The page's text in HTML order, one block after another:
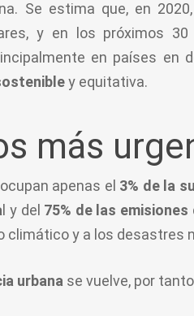
Se estima que, en
y en los próximos
en países en
y equitativa.
más
apenas el 3% de la
l y del 75% de las emisiones
climático y a los desastres
urbana se vuelve, por